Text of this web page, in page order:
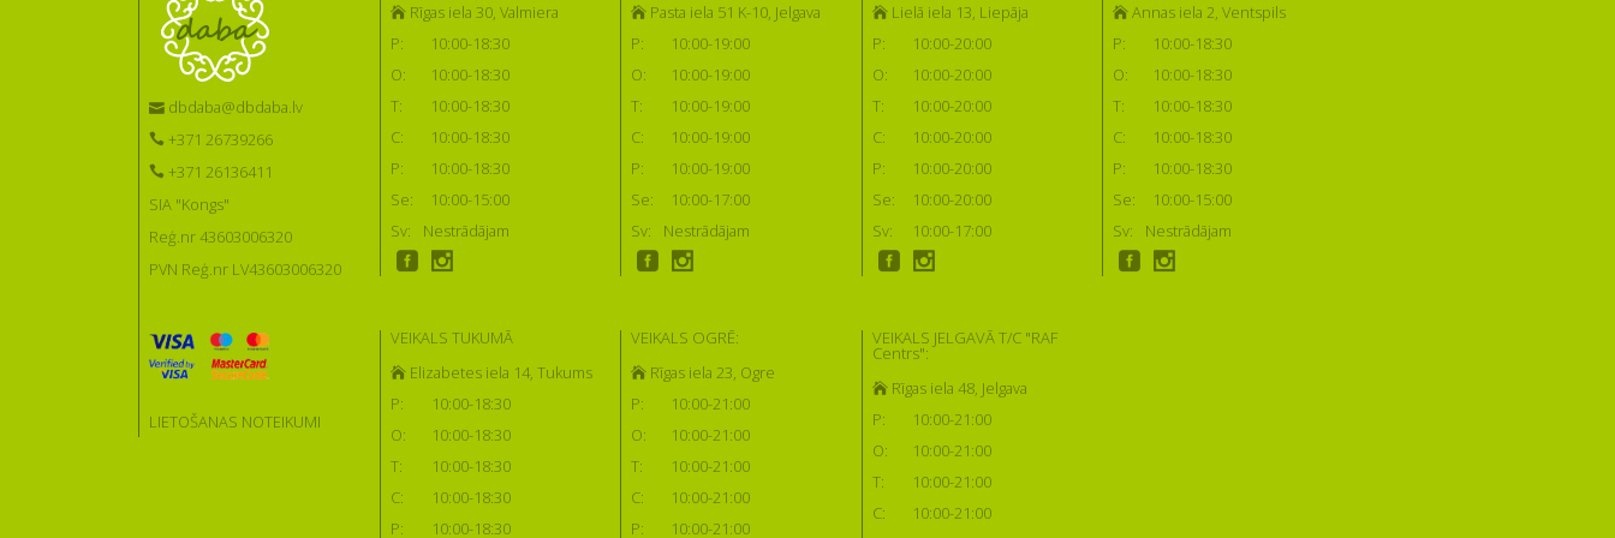
dbdaba@dbdaba.lv
+371 26739266
+371 26136411
SIA "Kongs"
Reģ.nr 43603006320
PVN Reģ.nr LV43603006320
LIETOŠANAS NOTEIKUMI
Rīgas iela 30, Valmiera
P:
10:00-18:30
O:
10:00-18:30
T:
10:00-18:30
C:
10:00-18:30
P:
10:00-18:30
Se:
10:00-15:00
Sv:
Nestrādājam
Pasta iela 51 K-10, Jelgava
P:
10:00-19:00
O:
10:00-19:00
T:
10:00-19:00
C:
10:00-19:00
P:
10:00-19:00
Se:
10:00-17:00
Sv:
Nestrādājam
Lielā iela 13, Liepāja
P:
10:00-20:00
O:
10:00-20:00
T:
10:00-20:00
C:
10:00-20:00
P:
10:00-20:00
Se:
10:00-20:00
Sv:
10:00-17:00
Annas iela 2, Ventspils
P:
10:00-18:30
O:
10:00-18:30
T:
10:00-18:30
C:
10:00-18:30
P:
10:00-18:30
Se:
10:00-15:00
Sv:
Nestrādājam
VEIKALS TUKUMĀ
Elizabetes iela 14, Tukums
P:
10:00-18:30
O:
10:00-18:30
T:
10:00-18:30
C:
10:00-18:30
P:
10:00-18:30
VEIKALS OGRĒ:
Rīgas iela 23, Ogre
P:
10:00-21:00
O:
10:00-21:00
T:
10:00-21:00
C:
10:00-21:00
P:
10:00-21:00
VEIKALS JELGAVĀ T/C "RAF
Centrs":
Rīgas iela 48, Jelgava
P:
10:00-21:00
O:
10:00-21:00
T:
10:00-21:00
C:
10:00-21:00